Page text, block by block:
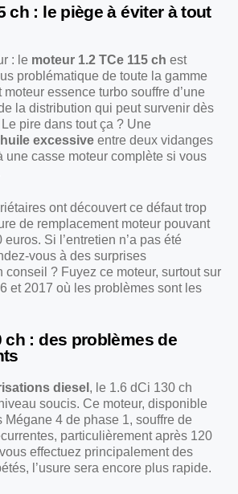
ch : le piège à éviter à tout
: le moteur 1.2 TCe 115 ch est
problématique de toute la gamme
essence turbo souffre d’une
la distribution qui peut survenir dès
pire dans tout ça ? Une
excessive entre deux vidanges
une casse moteur complète si vous
ont découvert ce défaut trop
de remplacement moteur pouvant
Si l’entretien n’a pas été
vous à des surprises
conseil ? Fuyez ce moteur, surtout sur
et 2017 où les problèmes sont les
ch : des problèmes de
diesel , le 1.6 dCi 130 ch
soucis. Ce moteur, disponible
Mégane 4 de phase 1, souffre de
particulièrement après 120
effectuez principalement des
l’usure sera encore plus rapide.